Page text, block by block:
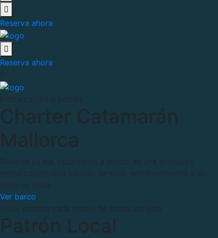
Reserva ahora
Reserva ahora
Embarcación y patrón
Charter Catamarán
Mallorca
Reserva ya tus vacaciones a bordo de una exclusiva
embarcación, con patrón, servicio, entretenimiento y las
mejores rutas
Ver barco
Xisco conoce cada rincón de todas las islas
Patrón Local